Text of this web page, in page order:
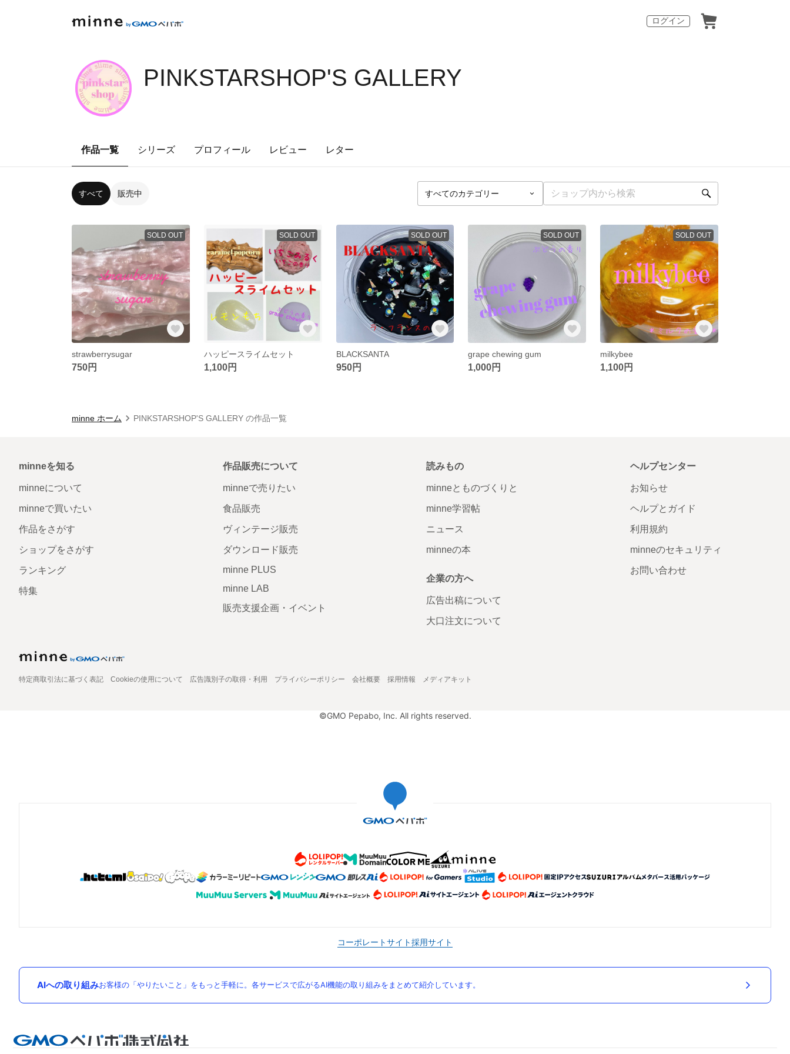
ログイン
PINKSTARSHOP'S GALLERY
作品一覧 シリーズ プロフィール レビュー レター
すべて 販売中
SOLD OUT
strawberrysugar
750円
SOLD OUT
ハッピースライムセット
1,100円
SOLD OUT
BLACKSANTA
950円
SOLD OUT
grape chewing gum
1,000円
SOLD OUT
milkybee
1,100円
minne ホーム PINKSTARSHOP'S GALLERY の作品一覧
minneを知る
minneについて
minneで買いたい
作品をさがす
ショップをさがす
ランキング
特集
作品販売について
minneで売りたい
食品販売
ヴィンテージ販売
ダウンロード販売
minne PLUS
minne LAB
販売支援企画・イベント
読みもの
minneとものづくりと
minne学習帖
ニュース
minneの本
企業の方へ
広告出稿について
大口注文について
ヘルプセンター
お知らせ
ヘルプとガイド
利用規約
minneのセキュリティ
お問い合わせ
特定商取引法に基づく表記 Cookieの使用について 広告識別子の取得・利用 プライバシーポリシー 会社概要 採用情報 メディアキット
©GMO Pepabo, Inc. All rights reserved.
コーポレートサイト採用サイト
AIへの取り組みお客様の「やりたいこと」をもっと手軽に。各サービスで広がるAI機能の取り組みをまとめて紹介しています。